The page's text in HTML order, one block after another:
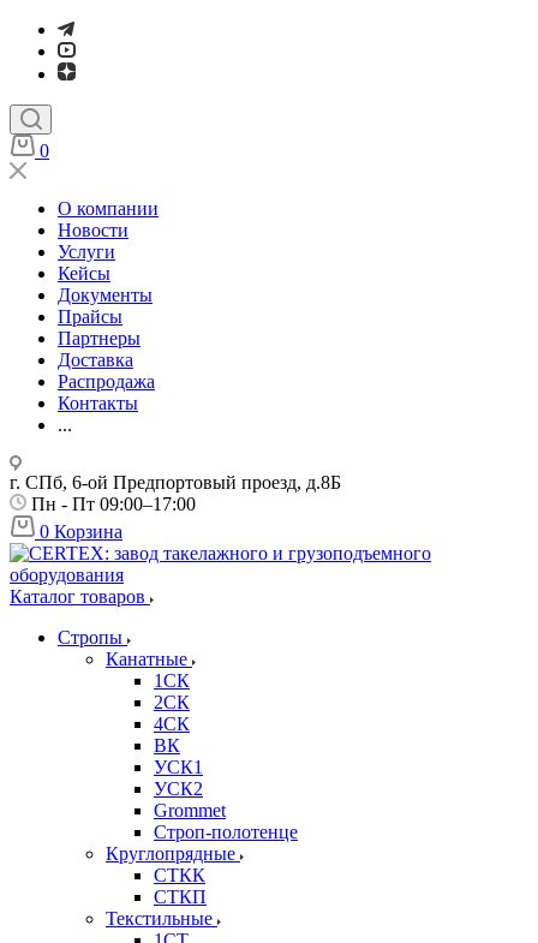
0
О компании
Новости
Услуги
Кейсы
Документы
Прайсы
Партнеры
Доставка
Распродажа
Контакты
...
г. СПб, 6-ой Предпортовый проезд, д.8Б
Пн - Пт 09:00–17:00
0 Корзина
Каталог товаров
Стропы
Канатные
1СК
2СК
4СК
ВК
УСК1
УСК2
Grommet
Строп-полотенце
Круглопрядные
СТКК
СТКП
Текстильные